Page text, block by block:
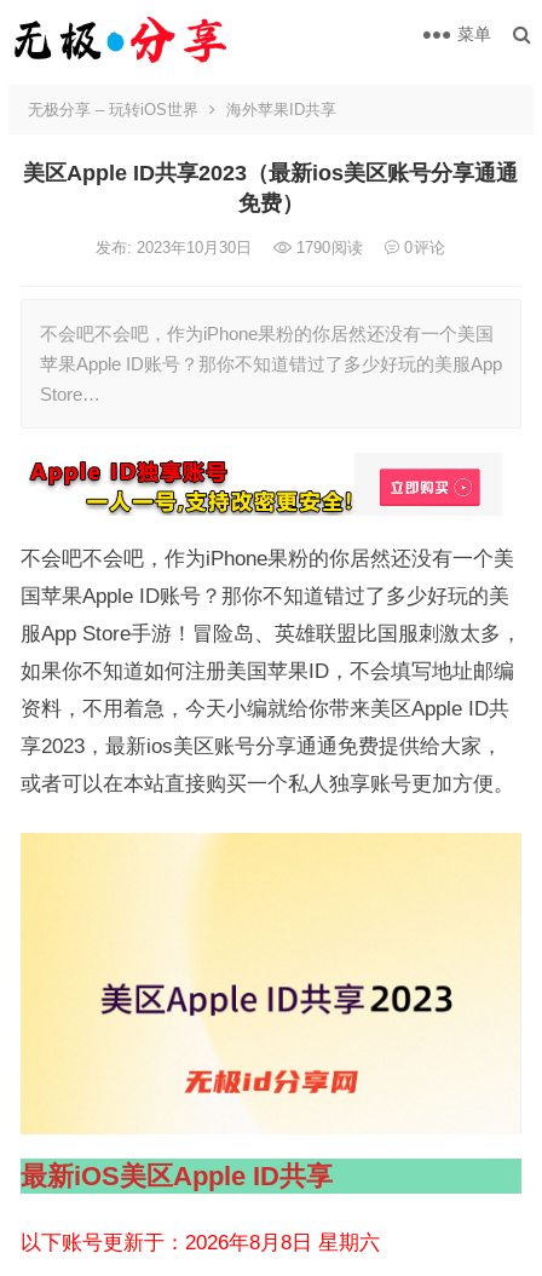
菜单
无极分享 – 玩转iOS世界 海外苹果ID共享
美区Apple ID共享2023（最新ios美区账号分享通通
免费）
发布: 2023年10月30日 1790阅读 0评论
不会吧不会吧，作为iPhone果粉的你居然还没有一个美国
苹果Apple ID账号？那你不知道错过了多少好玩的美服App
Store…
不会吧不会吧，作为iPhone果粉的你居然还没有一个美
国苹果Apple ID账号？那你不知道错过了多少好玩的美
服App Store手游！冒险岛、英雄联盟比国服刺激太多，
如果你不知道如何注册美国苹果ID，不会填写地址邮编
资料，不用着急，今天小编就给你带来美区Apple ID共
享2023，最新ios美区账号分享通通免费提供给大家，
或者可以在本站直接购买一个私人独享账号更加方便。
最新iOS美区Apple ID共享
以下账号更新于：2026年8月8日 星期六